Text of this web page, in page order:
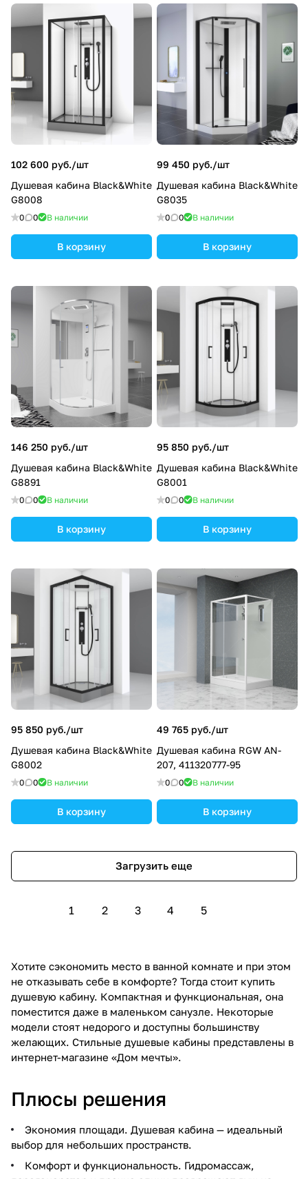
102 600 руб./шт
Душевая кабина Black&White
G8008
0 0 В наличии
В корзину
99 450 руб./шт
Душевая кабина Black&White
G8035
0 0 В наличии
В корзину
146 250 руб./шт
Душевая кабина Black&White
G8891
0 0 В наличии
В корзину
95 850 руб./шт
Душевая кабина Black&White
G8001
0 0 В наличии
В корзину
95 850 руб./шт
Душевая кабина Black&White
G8002
0 0 В наличии
В корзину
49 765 руб./шт
Душевая кабина RGW AN-
207, 411320777-95
0 0 В наличии
В корзину
Загрузить еще
1 2 3 4 5
Хотите сэкономить место в ванной комнате и при этом
не отказывать себе в комфорте? Тогда стоит купить
душевую кабину. Компактная и функциональная, она
поместится даже в маленьком санузле. Некоторые
модели стоят недорого и доступны большинству
желающих. Стильные душевые кабины представлены в
интернет-магазине «Дом мечты».
Плюсы решения
Экономия площади. Душевая кабина — идеальный
выбор для небольших пространств.
Комфорт и функциональность. Гидромассаж,